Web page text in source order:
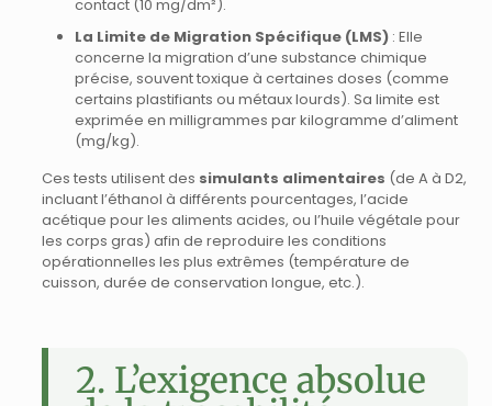
contact (10 mg/dm²).
La Limite de Migration Spécifique (LMS) : Elle
concerne la migration d’une substance chimique
précise, souvent toxique à certaines doses (comme
certains plastifiants ou métaux lourds). Sa limite est
exprimée en milligrammes par kilogramme d’aliment
(mg/kg).
Ces tests utilisent des simulants alimentaires (de A à D2,
incluant l’éthanol à différents pourcentages, l’acide
acétique pour les aliments acides, ou l’huile végétale pour
les corps gras) afin de reproduire les conditions
opérationnelles les plus extrêmes (température de
cuisson, durée de conservation longue, etc.).
2. L’exigence absolue